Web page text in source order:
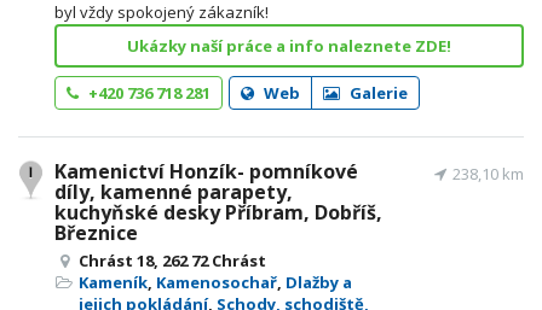
byl vždy spokojený zákazník!
Ukázky naší práce a info naleznete ZDE!
+420 736 718 281 Web Galerie
Kamenictví Honzík- pomníkové
díly, kamenné parapety,
kuchyňské desky Příbram, Dobříš,
Březnice
Chrást 18, 262 72 Chrást
Kameník, Kamenosochař, Dlažby a
jejich pokládání, Schody, schodiště,
238,10 km